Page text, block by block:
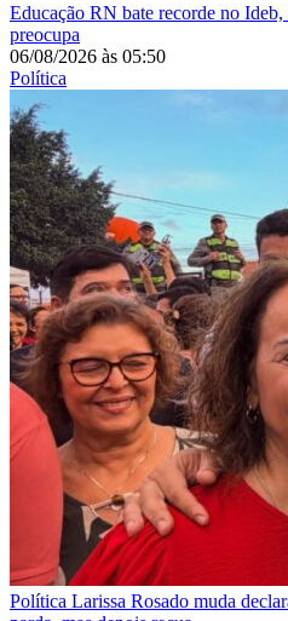
Educação RN bate recorde no Ideb,
preocupa
06/08/2026 às 05:50
Política
Política Larissa Rosado muda